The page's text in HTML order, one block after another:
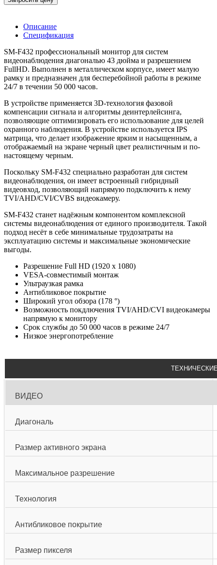
Описание
Спецификация
SM-F432 профессиональный монитор для систем
видеонаблюдения диагональю 43 дюйма и разрешением
FullHD. Выполнен в металлическом корпусе, имеет малую
рамку и предназначен для бесперебойной работы в режиме
24/7 в течении 50 000 часов.
В устройстве применяется 3D-технология фазовой
компенсации сигнала и алгоритмы деинтерлейсинга,
позволяющие оптимизировать его использование для целей
охранного наблюдения. В устройстве используется IPS
матрица, что делает изображение ярким и насыщенным, а
отображаемый на экране черный цвет реалистичным и по-
настоящему черным.
Поскольку SM-F432 специально разработан для систем
видеонаблюдения, он имеет встроенный гибридный
видеовход, позволяющий напрямую подключить к нему
TVI/AHD/CVI/CVBS видеокамеру.
SM-F432 станет надёжным компонентом комплексной
системы видеонаблюдения от единого производителя. Такой
подход несёт в себе минимальные трудозатраты на
эксплуатацию системы и максимальные экономические
выгоды.
Разрешение Full HD (1920 x 1080)
VESA-совместимый монтаж
Ультраузкая рамка
Антибликовое покрытие
Широкий угол обзора (178 °)
Возможность покдлючения TVI/AHD/CVI видеокамеры
напрямую к монитору
Срок службы до 50 000 часов в режиме 24/7
Низкое энергопотребление
ВИДЕО
Диагональ
Размер активного экрана
Максимальное разрешение
Технология
Антибликовое покрытие
Размер пикселя